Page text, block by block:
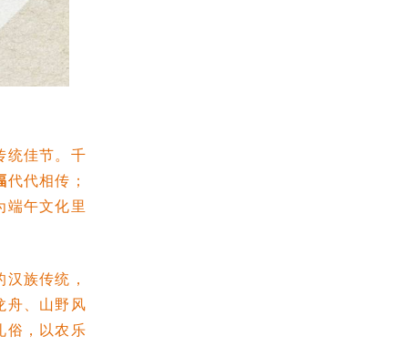
统佳节。千
代代相传；
端午文化里
族传统，
舟、山野风
俗，以农乐